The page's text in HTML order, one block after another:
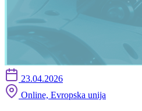
23.04.2026
Online, Evropska unija